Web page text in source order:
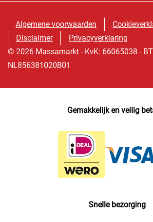
Algemene voorwaarden
Disclaimer
Privacyverklaring
© 2026 Massamarkt - KvK: 66065038 -
NL856381020B01
Gemakkelijk en veilig
Snelle bezorging